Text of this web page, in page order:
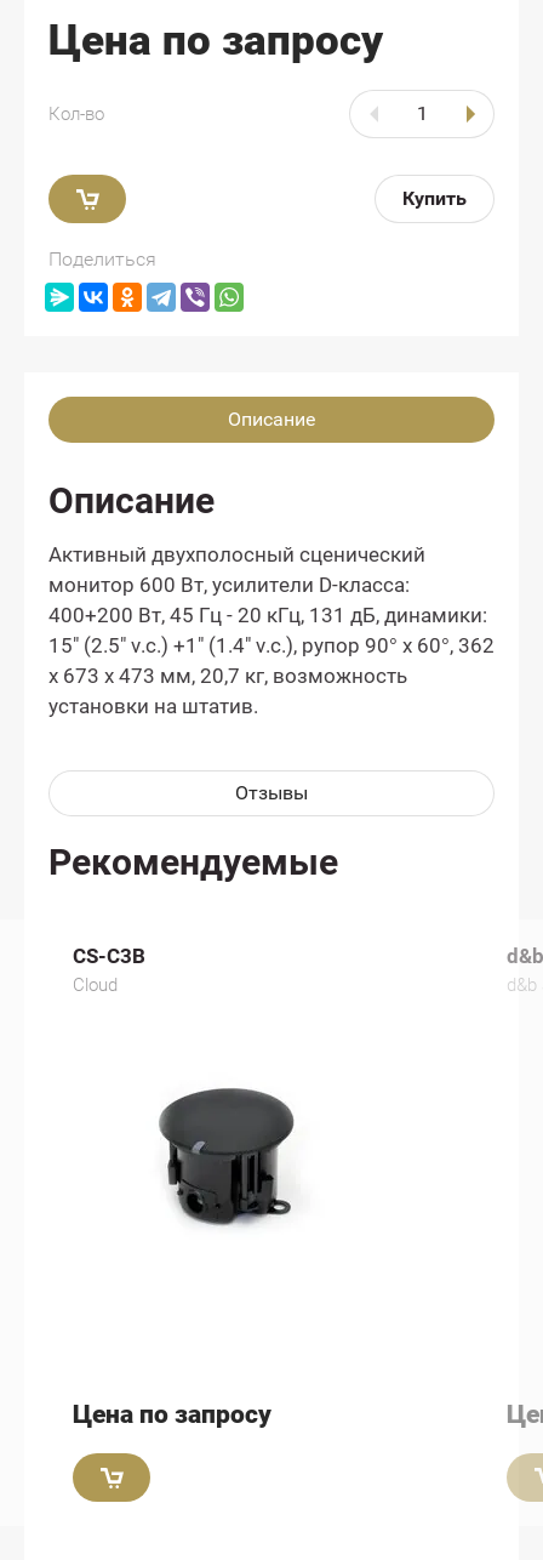
Цена по запросу
Кол-во
Купить
Поделиться
Описание
Описание
Активный двухполосный сценический
монитор 600 Вт, усилители D-класса:
400+200 Вт, 45 Гц - 20 кГц, 131 дБ, динамики:
15" (2.5" v.c.) +1" (1.4" v.c.), рупор 90° х 60°, 362
х 673 х 473 мм, 20,7 кг, возможность
установки на штатив.
Отзывы
Рекомендуемые
CS-C3B
Cloud
Цена по запросу
d&b